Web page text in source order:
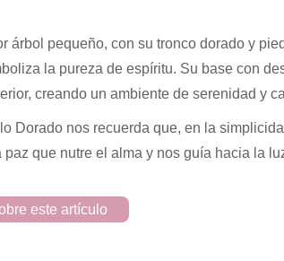
árbol pequeño, con su tronco dorado y
la pureza de espíritu. Su base con
creando un ambiente de serenidad y
Dorado nos recuerda que, en la
paz que nutre el alma y nos guía hacia la
este artículo